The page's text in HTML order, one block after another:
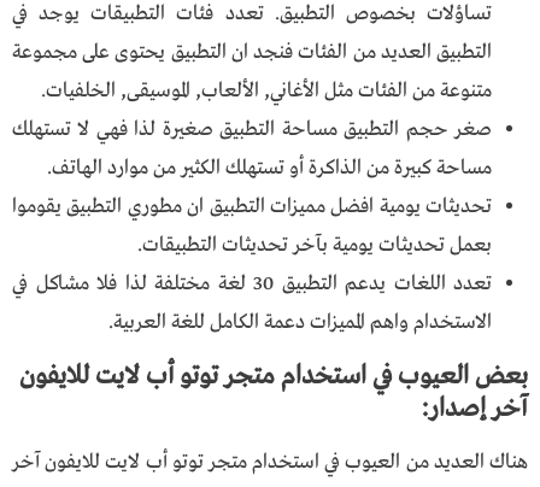
تساؤلات بخصوص التطبيق. تعدد فئات التطبيقات يوجد في
التطبيق العديد من الفئات فنجد ان التطبيق يحتوى على مجموعة
متنوعة من الفئات مثل الأغاني, الألعاب, الموسيقى, الخلفيات.
صغر حجم التطبيق مساحة التطبيق صغيرة لذا فهي لا تستهلك
مساحة كبيرة من الذاكرة أو تستهلك الكثير من موارد الهاتف.
تحديثات يومية افضل مميزات التطبيق ان مطوري التطبيق يقوموا
بعمل تحديثات يومية بآخر تحديثات التطبيقات.
تعدد اللغات يدعم التطبيق 30 لغة مختلفة لذا فلا مشاكل في
الاستخدام واهم المميزات دعمة الكامل للغة العربية.
بعض العيوب في استخدام متجر توتو أب لايت للايفون
آخر إصدار:
هناك العديد من العيوب في استخدام متجر توتو أب لايت للايفون آخر